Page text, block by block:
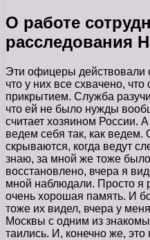
О работе
расследования
Эти офицеры действовали
что у них все схвачено,
прикрытием. Служба
что ей не было нужды
считает хозяином России.
ведем себя так, как ведем.
скрываются, когда ведут
знаю, за мной же тоже
восстановлено, вчера я
мной наблюдали. Просто я
очень хорошая память. И
тоже их видел, вчера у
Москвы с одним из
таились. И, конечно же,